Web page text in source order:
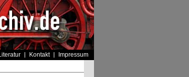
Kontakt Impressum